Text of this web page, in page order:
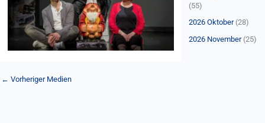
← Vorheriger Medien
a
c
h
(55)
2026 Oktober(28)
2026 November(25)